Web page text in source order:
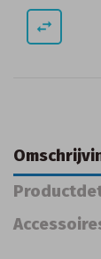
swap_horiz